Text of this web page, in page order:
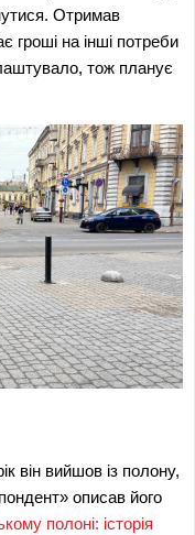
Отримав
гроші на інші потреби
тож планує
він вийшов із полону,
описав його
полоні: історія